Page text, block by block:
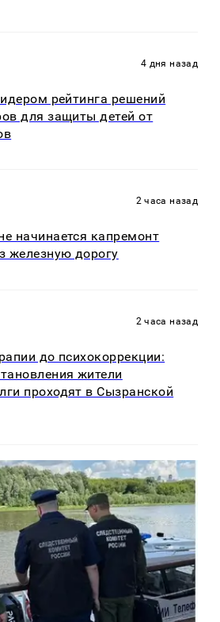
4 дня назад
рейтинга решений
для защиты детей от
2 часа назад
начинается капремонт
железную дорогу
2 часа назад
до психокоррекции:
жители
проходят в Сызранской